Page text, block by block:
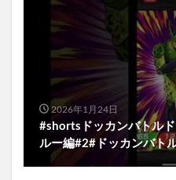
2026年1月24日
#shortsドッカンバトル
ルー編#2#ドッカンバト